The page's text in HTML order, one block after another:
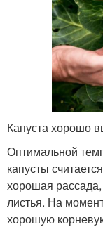
Капуста хорошо
Оптимальной
капусты
хорошая
листья. На
хорошую